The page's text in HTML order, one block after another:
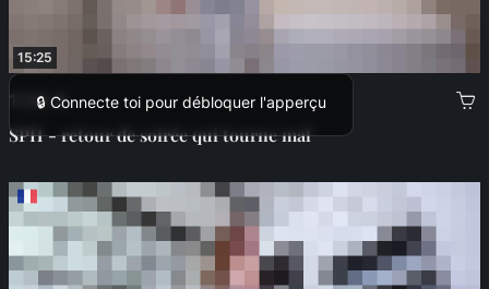
15:25
🔒 Connecte toi pour débloquer l'apperçu
17,00 €
SPH - retour de soirée qui tourne mal